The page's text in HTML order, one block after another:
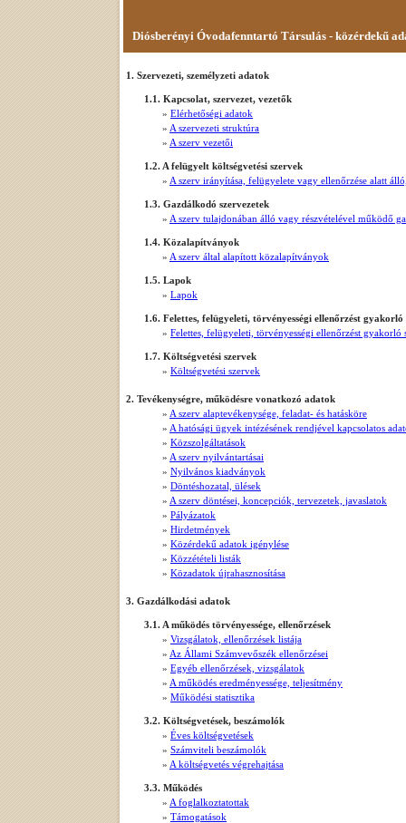
Diósberényi Óvodafenntartó Társulás - közérdekű
1. Szervezeti, személyzeti adatok
1.1. Kapcsolat, szervezet, vezetők
» Elérhetőségi adatok
» A szervezeti struktúra
» A szerv vezetői
1.2. A felügyelt költségvetési szervek
» A szerv irányítása, felügyelete vagy ellenőrzése alatt
1.3. Gazdálkodó szervezetek
» A szerv tulajdonában álló vagy részvételével működő
1.4. Közalapítványok
» A szerv által alapított közalapítványok
1.5. Lapok
» Lapok
1.6. Felettes, felügyeleti, törvényességi ellenőrzést gyakorló
» Felettes, felügyeleti, törvényességi ellenőrzést gyakorló
1.7. Költségvetési szervek
» Költségvetési szervek
2. Tevékenységre, működésre vonatkozó adatok
» A szerv alaptevékenysége, feladat- és hatásköre
» A hatósági ügyek intézésének rendjével kapcsolatos
» Közszolgáltatások
» A szerv nyilvántartásai
» Nyilvános kiadványok
» Döntéshozatal, ülések
» A szerv döntései, koncepciók, tervezetek, javaslatok
» Pályázatok
» Hirdetmények
» Közérdekű adatok igénylése
» Közzétételi listák
» Közadatok újrahasznosítása
3. Gazdálkodási adatok
3.1. A működés törvényessége, ellenőrzések
» Vizsgálatok, ellenőrzések listája
» Az Állami Számvevőszék ellenőrzései
» Egyéb ellenőrzések, vizsgálatok
» A működés eredményessége, teljesítmény
» Működési statisztika
3.2. Költségvetések, beszámolók
» Éves költségvetések
» Számviteli beszámolók
» A költségvetés végrehajtása
3.3. Működés
» A foglalkoztatottak
» Támogatások